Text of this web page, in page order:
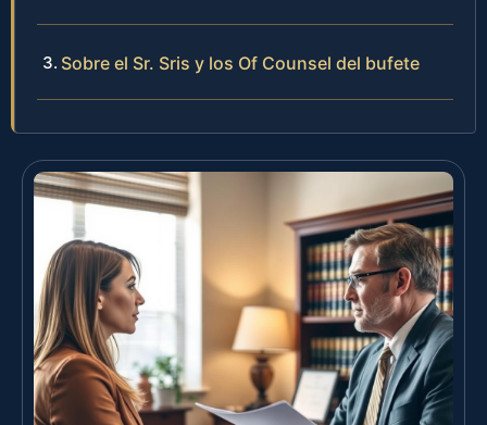
Sobre el Sr. Sris y los Of Counsel del bufete